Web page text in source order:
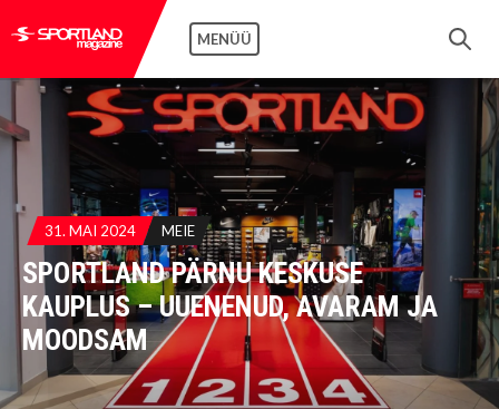
MENÜÜ
31. MAI 2024 MEIE
SPORTLAND PÄRNU KESKUSE
KAUPLUS – UUENENUD, AVARAM JA
MOODSAM